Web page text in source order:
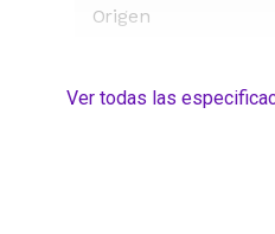
Origen
Ver todas las